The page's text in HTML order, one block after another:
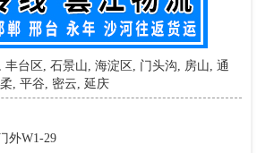
丰台区, 石景山, 海淀区, 门头沟, 房山, 通
, 平谷, 密云, 延庆
外W1-29